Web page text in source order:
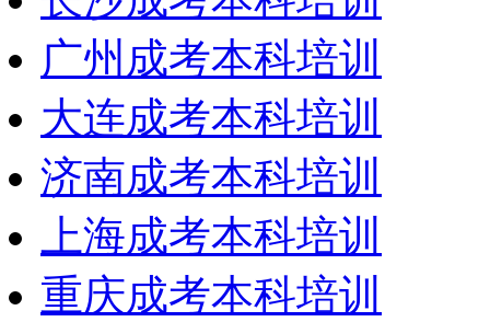
广州成考本科培训
大连成考本科培训
济南成考本科培训
上海成考本科培训
重庆成考本科培训